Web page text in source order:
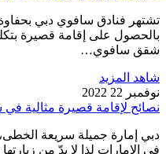
تشتهر فنادق سافوي دبي بحفاوة
بالحصول على إقامة قصيرة
شقق سافوي…
شاهد المزيد
نوفمبر 22 2022
نصائح لإقامة قصيرة مثالية
دبي إمارة جميلة سريعة
في الإمارات لذا لا بدّ من